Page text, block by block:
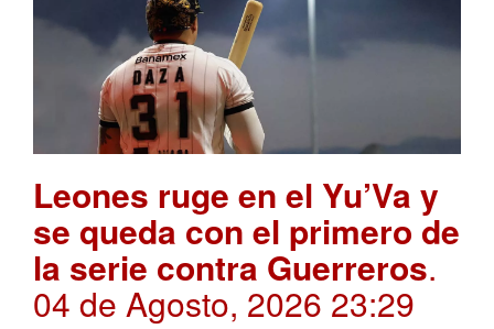
Leones ruge en el Yu’Va y
se queda con el primero de
la serie contra Guerreros.
04 de Agosto, 2026 23:29